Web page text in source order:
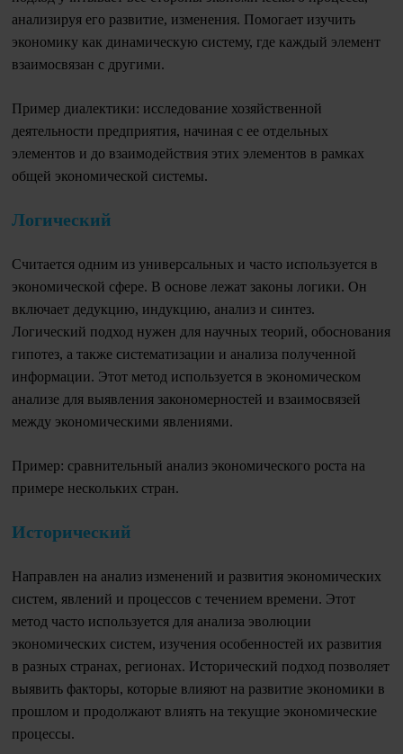
анализируя его развитие, изменения. Помогает изучить
экономику как динамическую систему, где каждый элемент
взаимосвязан с другими.
Пример диалектики: исследование хозяйственной
деятельности предприятия, начиная с ее отдельных
элементов и до взаимодействия этих элементов в рамках
общей экономической системы.
Логический
Считается одним из универсальных и часто используется в
экономической сфере. В основе лежат законы логики. Он
включает дедукцию, индукцию, анализ и синтез.
Логический подход нужен для научных теорий, обоснования
гипотез, а также систематизации и анализа полученной
информации. Этот метод используется в экономическом
анализе для выявления закономерностей и взаимосвязей
между экономическими явлениями.
Пример: сравнительный анализ экономического роста на
примере нескольких стран.
Исторический
Направлен на анализ изменений и развития экономических
систем, явлений и процессов с течением времени. Этот
метод часто используется для анализа эволюции
экономических систем, изучения особенностей их развития
в разных странах, регионах. Исторический подход позволяет
выявить факторы, которые влияют на развитие экономики в
прошлом и продолжают влиять на текущие экономические
процессы.